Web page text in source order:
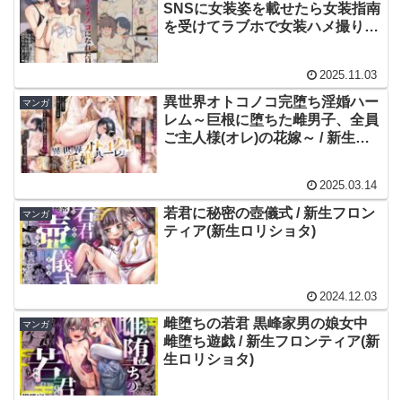
SNSに女装姿を載せたら女装指南
を受けてラブホで女装ハメ撮りさ
2025.11.03
マンガ
異世界オトコノコ完堕ち淫婚ハー
レム～巨根に堕ちた雌男子、全員
ご主人様(オレ)の花嫁～ / 新生フ
2025.03.14
マンガ
若君に秘密の壺儀式 / 新生フロン
ティア(新生ロリショタ)
2024.12.03
マンガ
雌堕ちの若君 黒峰家男の娘女中
雌堕ち遊戯 / 新生フロンティア(新
生ロリショタ)